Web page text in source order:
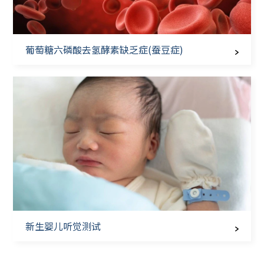
葡萄糖六磷酸去氢酵素缺乏症(蚕豆症)
新生婴儿听觉测试